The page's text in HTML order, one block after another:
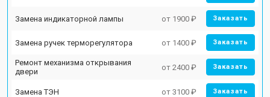
Замена индикаторной лампы от 1900 ₽ Заказать
Замена ручек терморегулятора от 1400 ₽ Заказать
Ремонт механизма открывания
двери
от 2400 ₽ Заказать
Замена ТЭН от 3100 ₽ Заказать